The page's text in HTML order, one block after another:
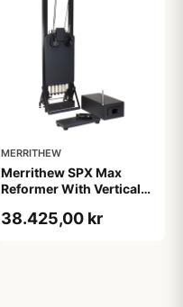
MERRITHEW
Merrithew SPX Max
Reformer With Vertical
250x76,2 cm
38.425,00 kr